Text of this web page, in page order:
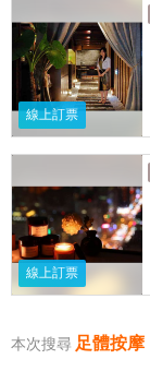
線上訂票
線上訂票
本次搜尋 足體按摩